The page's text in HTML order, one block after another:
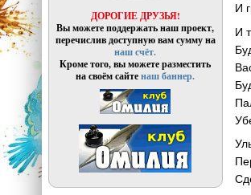
И
И
ДОРОГИЕ ДРУЗЬЯ!
Вы можете поддержать наш проект,
перечислив доступную вам сумму на
наш счёт.
Кроме того, вы можете разместить
на своём сайтенаш баннер.